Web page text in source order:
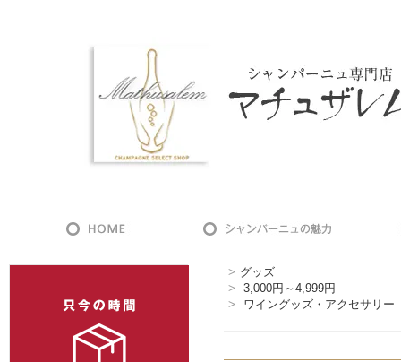
> グッズ
>
3,000円～4,999円
>
ワイングッズ・アクセサリー